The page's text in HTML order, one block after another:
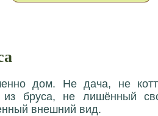
дом. Не дача, не
из бруса, не лишённый
внешний вид.